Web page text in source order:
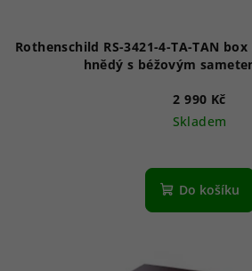
Rothenschild RS-3421-4-TA-TAN
hnědý s béžovým
2 990 Kč
Skladem
Do košíku